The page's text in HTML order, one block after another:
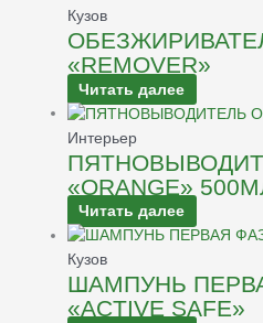
Кузов
«REMOVER»
Читать далее
Интерьер
«ORANGE»
Читать далее
Кузов
ШАМПУНЬ
«ACTIVE SAFE»